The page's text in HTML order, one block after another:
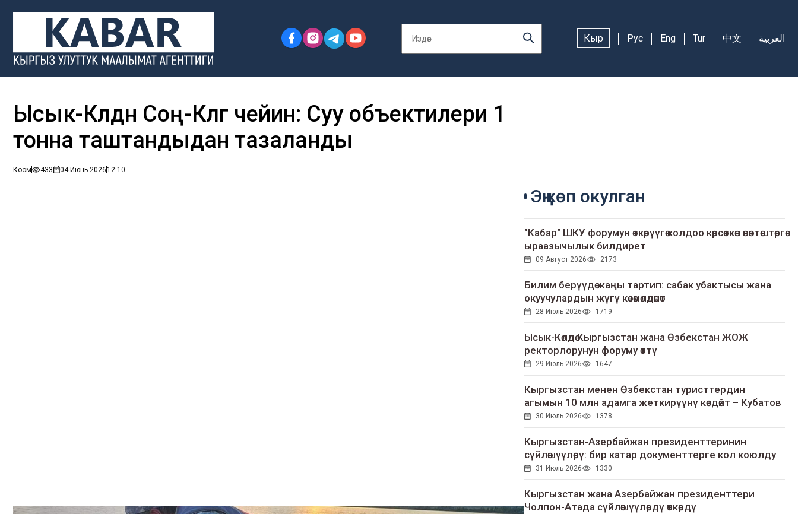
Кыр Рус Eng Tur 中文 العربية
Ысык-Көлдөн Соң-Көлгө чейин: Суу объектилери 1
тонна таштандыдан тазаланды
Коом 433 04 Июнь 202612:10
Эң көп окулган
"Кабар" ШКУ форумун өткөрүүгө колдоо көрсөткөн өнөктөштөргө
ыраазычылык билдирет
09 Август 2026 2173
Билим берүүдө жаңы тартип: сабак убактысы жана
окуучулардын жүгү көзөмөлдөнөт
28 Июль 2026 1719
Ысык-Көлдө Кыргызстан жана Өзбекстан ЖОЖ
ректорлорунун форуму өттү
29 Июль 2026 1647
Кыргызстан менен Өзбекстан туристтердин
агымын 10 млн адамга жеткирүүнү көздөйт – Кубатов
30 Июль 2026 1378
Кыргызстан-Азербайжан президенттеринин
сүйлөшүүлөрү: бир катар документтерге кол коюлду
31 Июль 2026 1330
Кыргызстан жана Азербайжан президенттери
Чолпон-Атада сүйлөшүүлөрдү өткөрдү